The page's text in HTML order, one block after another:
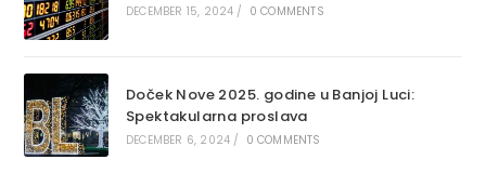
DECEMBER 15, 2024 / 0 COMMENTS
Doček Nove 2025. godine u Banjoj Luci:
Spektakularna proslava
DECEMBER 6, 2024 / 0 COMMENTS